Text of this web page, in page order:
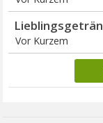
Vor Kurzem